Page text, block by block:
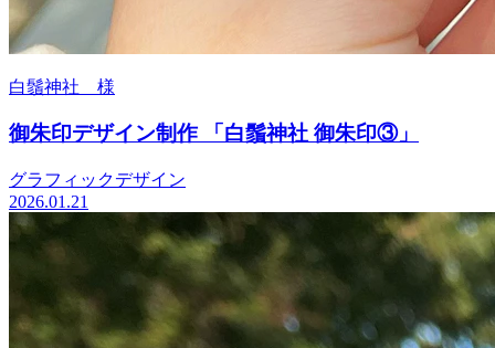
白鬚神社 様
御朱印デザイン制作 「白鬚神社 御朱印③」
グラフィックデザイン
2026.01.21